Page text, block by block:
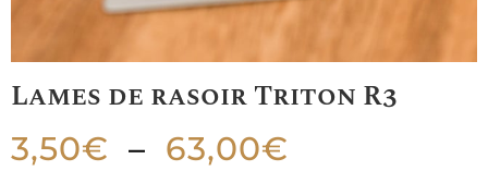
Lames de rasoir Triton R3
3,50€ – 63,00€